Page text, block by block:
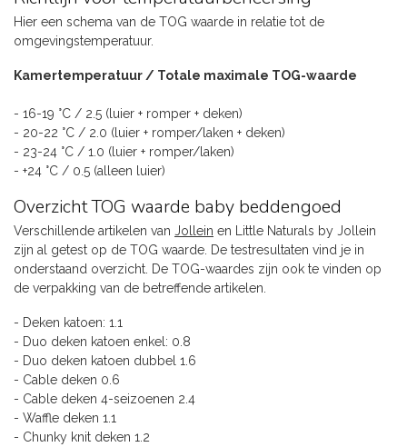
Hier een schema van de TOG waarde in relatie tot de
omgevingstemperatuur.
Kamertemperatuur / Totale maximale TOG-waarde
- 16-19 °C / 2.5 (luier + romper + deken)
- 20-22 °C / 2.0 (luier + romper/laken + deken)
- 23-24 °C / 1.0 (luier + romper/laken)
- +24 °C / 0.5 (alleen luier)
Overzicht TOG waarde baby beddengoed
Verschillende artikelen van Jollein en Little Naturals by Jollein
zijn al getest op de TOG waarde. De testresultaten vind je in
onderstaand overzicht. De TOG-waardes zijn ook te vinden op
de verpakking van de betreffende artikelen.
- Deken katoen: 1.1
- Duo deken katoen enkel: 0.8
- Duo deken katoen dubbel 1.6
- Cable deken 0.6
- Cable deken 4-seizoenen 2.4
- Waffle deken 1.1
- Chunky knit deken 1.2